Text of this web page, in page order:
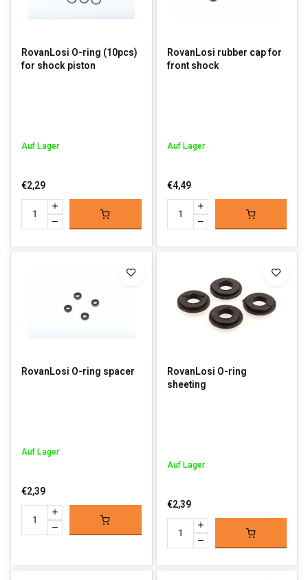
RovanLosi O-ring (10pcs)
for shock piston
Auf Lager
€2,29
RovanLosi rubber cap for
front shock
Auf Lager
€4,49
RovanLosi O-ring spacer
Auf Lager
€2,39
RovanLosi O-ring
sheeting
Auf Lager
€2,39